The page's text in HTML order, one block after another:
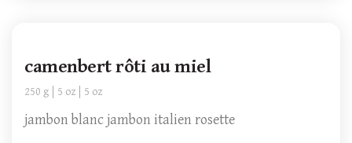
camenbert rôti au miel
250 g 5 oz 5 oz
jambon blanc jambon italien rosette